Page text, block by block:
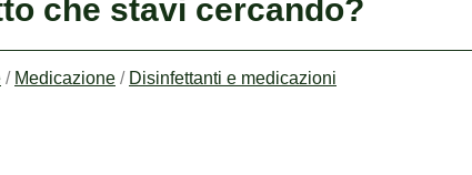
che stavi cercando?
/ Medicazione / Disinfettanti e medicazioni